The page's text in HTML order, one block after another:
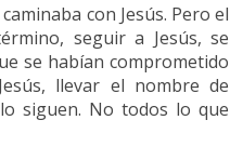
con Jesús. Pero el
seguir a Jesús, se
se habían comprometido
llevar el nombre de
siguen. No todos lo que